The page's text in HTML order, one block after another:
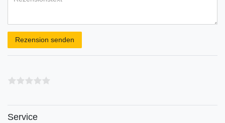
Rezension senden
Service